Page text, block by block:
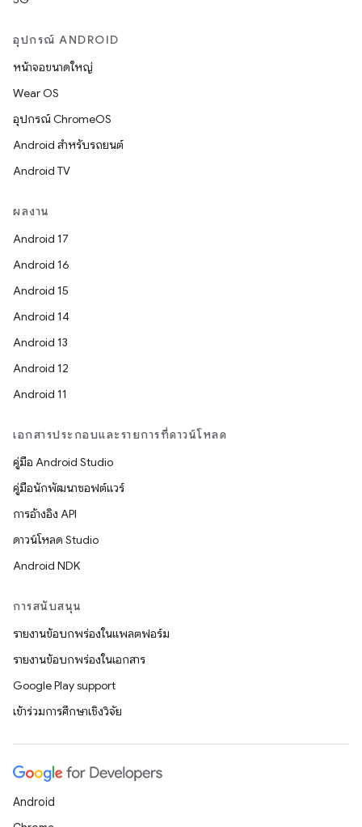
อุปกรณ์ ANDROID
หน้าจอขนาดใหญ่
Wear OS
อุปกรณ์ ChromeOS
Android สำหรับรถยนต์
Android TV
ผลงาน
Android 17
Android 16
Android 15
Android 14
Android 13
Android 12
Android 11
เอกสารประกอบและรายการที่ดาวน์โหลด
คู่มือ Android Studio
คู่มือนักพัฒนาซอฟต์แวร์
การอ้างอิง API
ดาวน์โหลด Studio
Android NDK
การสนับสนุน
รายงานข้อบกพร่องในแพลตฟอร์ม
รายงานข้อบกพร่องในเอกสาร
Google Play support
เข้าร่วมการศึกษาเชิงวิจัย
Android